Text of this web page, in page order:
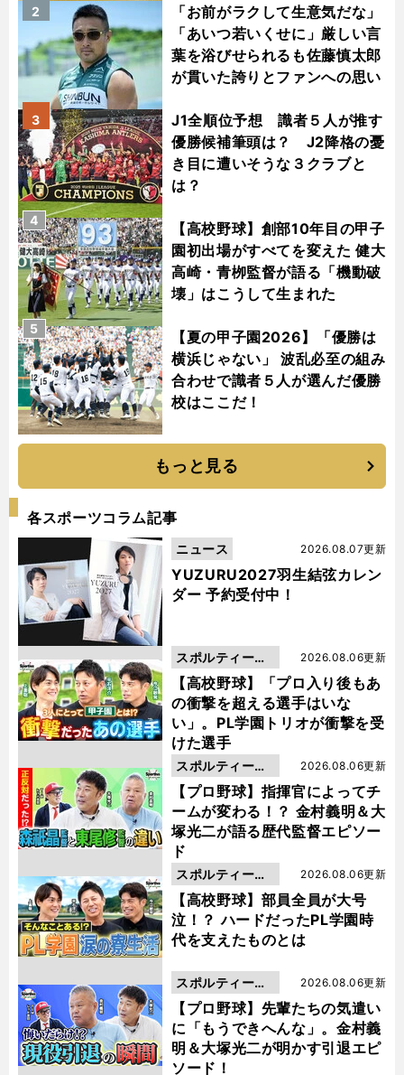
「お前がラクして生意気だな」
「あいつ若いくせに」厳しい言
葉を浴びせられるも佐藤慎太郎
が貫いた誇りとファンへの思い
2
J1全順位予想 識者５人が推す
優勝候補筆頭は？ J2降格の憂
き目に遭いそうな３クラブと
は？
3
【高校野球】創部10年目の甲子
園初出場がすべてを変えた 健大
高崎・青栁監督が語る「機動破
壊」はこうして生まれた
4
【夏の甲子園2026】「優勝は
横浜じゃない」 波乱必至の組み
合わせで識者５人が選んだ優勝
校はここだ！
5
もっと見る
各スポーツコラム記事
YUZURU2027羽生結弦カレン
ダー 予約受付中！
2026.08.07更新
ニュース
【高校野球】「プロ入り後もあ
の衝撃を超える選手はいな
い」。PL学園トリオが衝撃を受
けた選手
2026.08.06更新
スポルティーバ
動画
【プロ野球】指揮官によってチ
ームが変わる！？ 金村義明＆大
塚光二が語る歴代監督エピソー
ド
2026.08.06更新
スポルティーバ
動画
【高校野球】部員全員が大号
泣！？ ハードだったPL学園時
代を支えたものとは
2026.08.06更新
スポルティーバ
動画
【プロ野球】先輩たちの気遣い
に「もうできへんな」。金村義
明＆大塚光二が明かす引退エピ
ソード！
2026.08.06更新
スポルティーバ
動画